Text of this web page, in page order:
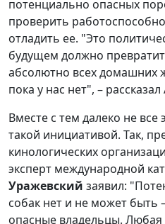
потенциально опасных
проверить
отладить ее. "Это
будущем должно
абсолютно всех домашних
пока у нас нет", –
Вместе с тем далеко не все
такой инициативой. Так,
кинологических
эксперт международной
Уражевский заявил:
собак нет и не может быть
опасные владельцы. Любая